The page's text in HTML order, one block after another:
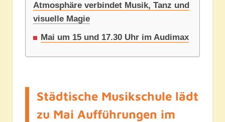
Atmosphäre verbindet Musik, Tanz und
visuelle Magie
Mai um 15 und 17.30 Uhr im Audimax
Städtische Musikschule lädt
zu Mai Aufführungen im